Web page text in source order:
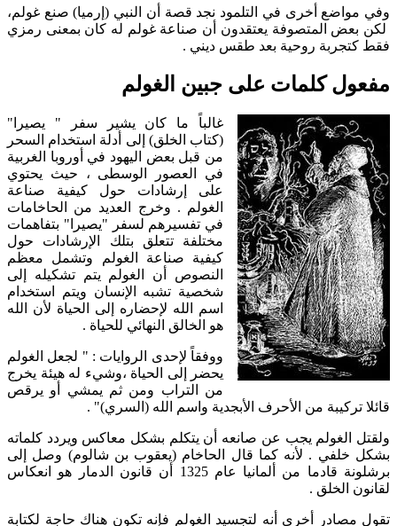
وفي مواضع أخرى في التلمود نجد قصة أن النبي (إرميا) صنع غولم،
لكن بعض المتصوفة يعتقدون أن صناعة غولم له كان بمعنى رمزي
فقط كتجربة روحية بعد طقس ديني .
مفعول كلمات على جبين الغولم
غالباً ما كان يشير سفر " يصيرا"
(كتاب الخلق) إلى أدلة استخدام السحر
من قبل بعض اليهود في أوروبا الغربية
في العصور الوسطى ، حيث يحتوي
على إرشادات حول كيفية صناعة
الغولم . وخرج العديد من الحاخامات
في تفسيرهم لسفر "يصيرا" بتفاهمات
مختلفة تتعلق بتلك الإرشادات حول
كيفية صناعة الغولم وتشمل معظم
النصوص أن الغولم يتم تشكيله إلى
شخصية تشبه الإنسان ويتم استخدام
اسم الله لإحضاره إلى الحياة لأن الله
هو الخالق النهائي للحياة .
ووفقاً لإحدى الروايات : " لجعل الغولم
يحضر إلى الحياة ،وشيء له هيئة يخرج
من التراب ومن ثم يمشي أو يرقص
قائلا تركيبة من الأحرف الأبجدية واسم الله (السري)" .
ولقتل الغولم يجب عن صانعه أن يتكلم بشكل معاكس ويردد كلماته
بشكل خلفي . لأنه كما قال الحاخام (يعقوب بن شالوم) وصل إلى
برشلونة قادما من ألمانيا عام 1325 أن قانون الدمار هو انعكاس
لقانون الخلق .
تقول مصادر أخرى أنه لتجسيد الغولم فإنه تكون هناك حاجة لكتابة